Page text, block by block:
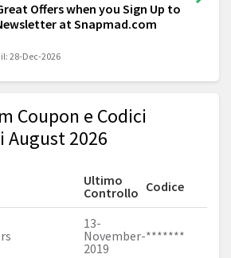
Offers when you Sign Up to
at Snapmad.com
28-Dec-2026
Coupon e Codici
August 2026
Ultimo
Controllo Codice
13-
November-
2019
*******